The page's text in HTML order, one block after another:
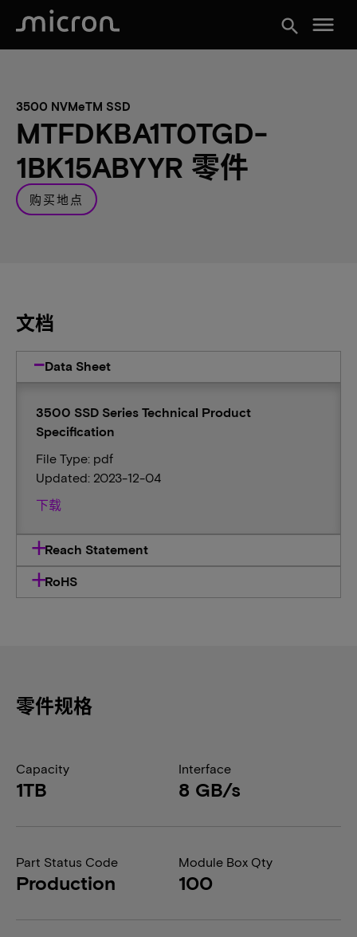
search menu
3500 NVMeTM SSD
MTFDKBA1T0TGD-
1BK15ABYYR 零件
购买地点
文档
Data Sheet
3500 SSD Series Technical Product
Specification
File Type: pdf
Updated: 2023-12-04
下载
Reach Statement
RoHS
零件规格
Capacity
1TB
Interface
8 GB/s
Part Status Code
Production
Module Box Qty
100